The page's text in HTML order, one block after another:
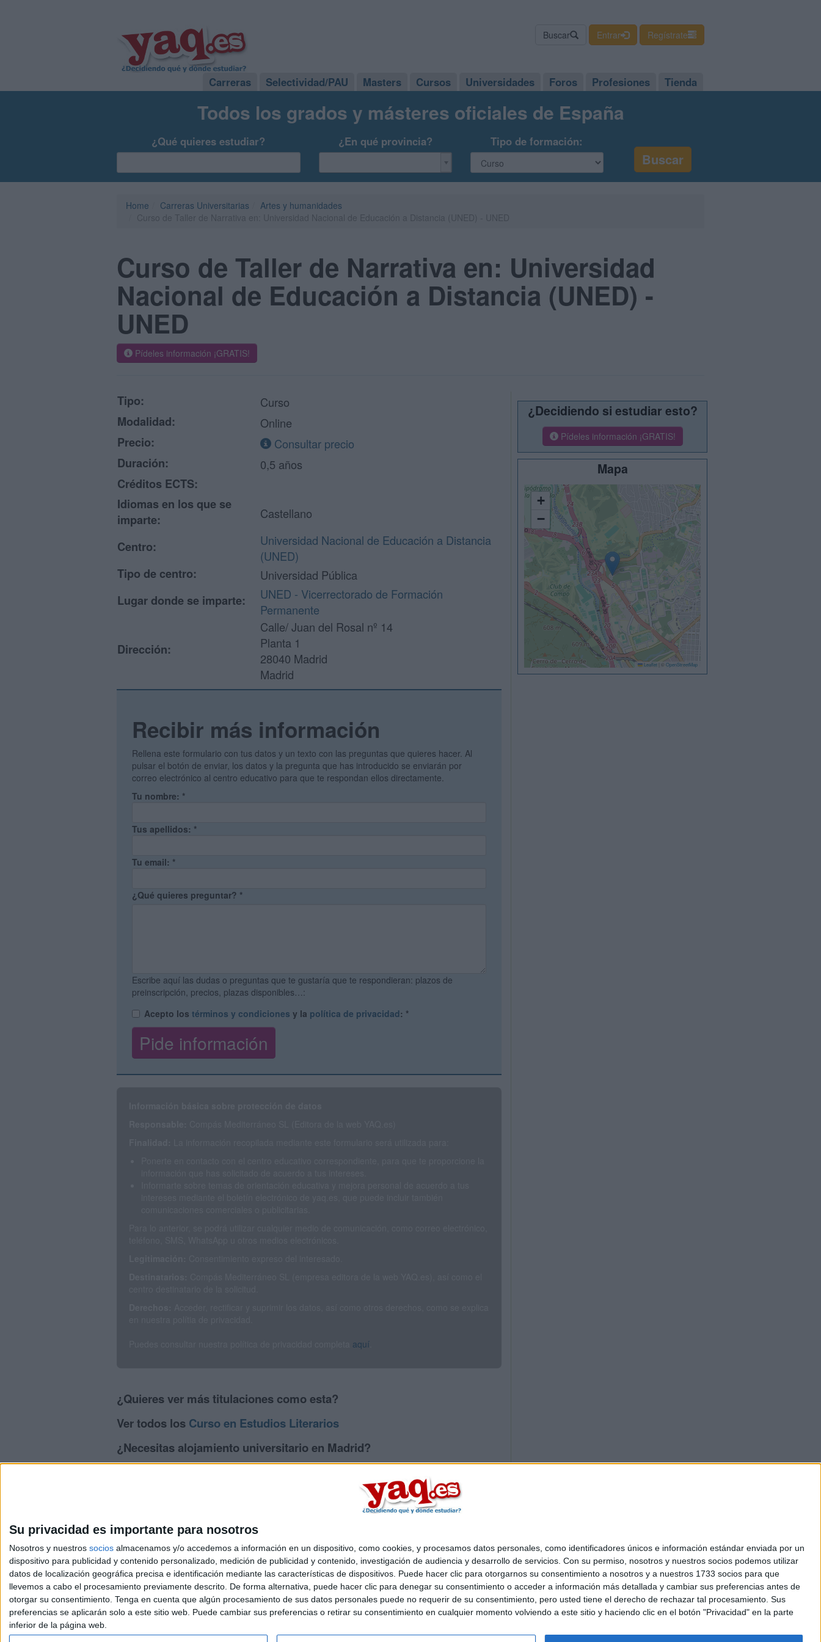
Su privacidad es importante para nosotros
Nosotros y nuestros socios almacenamos y/o accedemos a información en un dispositivo, como cookies, y procesamos datos personales, como identificadores únicos e información estándar enviada por un
dispositivo para publicidad y contenido personalizado, medición de publicidad y contenido, investigación de audiencia y desarrollo de servicios. Con su permiso, nosotros y nuestros socios podemos utilizar
datos de localización geográfica precisa e identificación mediante las características de dispositivos. Puede hacer clic para otorgarnos su consentimiento a nosotros y a nuestros 1733 socios para que
llevemos a cabo el procesamiento previamente descrito. De forma alternativa, puede hacer clic para denegar su consentimiento o acceder a información más detallada y cambiar sus preferencias antes de
otorgar su consentimiento. Tenga en cuenta que algún procesamiento de sus datos personales puede no requerir de su consentimiento, pero usted tiene el derecho de rechazar tal procesamiento. Sus
preferencias se aplicarán solo a este sitio web. Puede cambiar sus preferencias o retirar su consentimiento en cualquier momento volviendo a este sitio y haciendo clic en el botón "Privacidad" en la parte
inferior de la página web.
Buscar Entrar Regístrate
Carreras Selectividad/PAU Masters Cursos Universidades Foros Profesiones Tienda
Todos los grados y másteres oficiales de España
¿Qué quieres estudiar? ¿En qué provincia? Tipo de formación:
Home Carreras Universitarias
Artes y humanidades
Curso de Taller de Narrativa en: Universidad
Nacional de Educación a Distancia (UNED) -
UNED
Pídeles información ¡GRATIS!
Tipo:
Curso
Modalidad:
Online
Precio:
Consultar precio
Duración:
0,5 años
Créditos ECTS:
Idiomas en los que se
imparte:
Castellano
Centro:
Universidad Nacional de Educación a Distancia
(UNED)
Tipo de centro:
Universidad Pública
Lugar donde se imparte:
UNED - Vicerrectorado de Formación
Permanente
Dirección:
Calle/ Juan del Rosal nº 14
Planta 1
28040 Madrid
Madrid
Recibir más información
Rellena este formulario con tus datos y un texto con las preguntas que quieres hacer. Al
pulsar el botón de enviar, los datos y la pregunta que has introducido se enviarán por
correo electrónico al centro educativo para que te respondan ellos directamente.
Tu nombre: *
Tus apellidos: *
Tu email: *
¿Qué quieres preguntar? *
Escribe aquí las dudas o preguntas que te gustaría que te respondieran: plazos de
preinscripción, precios, plazas disponibles…:
Acepto los términos y condiciones y la política de privacidad: *
aquí
¿Quieres ver más titulaciones como esta?
Ver todos los Curso en Estudios Literarios
¿Necesitas alojamiento universitario en Madrid?
>> Residencias de estudiantes y colegios mayores en Madrid
¿Decidiendo si estudiar esto?
Pídeles información ¡GRATIS!
Mapa
+
−
Leaflet © OpenStreetMap
Quiénes somos|Contactar|Anúnciate
Aviso legal|Politica de privacidad|Condiciones generales|Política de cookies
© 2003-2026Compás Mediterráneo S.L.- Diego de León 47 - 28006 Madrid [ESPAÑA] - Tel. +34 91 593 2767